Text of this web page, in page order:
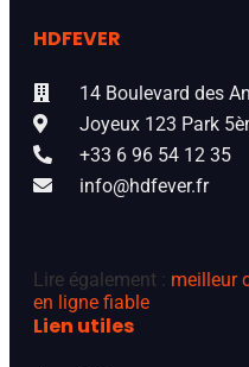
HDFEVER
14 Boulevard des
Joyeux 123 Park
+33 6 96 54 12 35
info@hdfever.fr
Lire également : meilleur
en ligne fiable
Lien utiles